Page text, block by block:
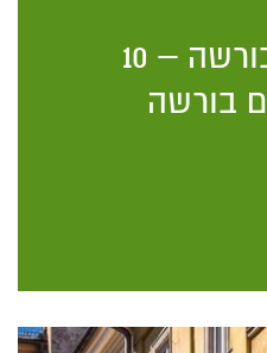
מלונות מומלצים בורשה – 10
בורשה